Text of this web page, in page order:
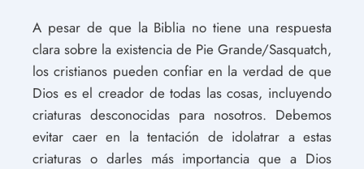
A pesar de que la Biblia no tiene una respuesta
clara sobre la existencia de Pie Grande/Sasquatch,
los cristianos pueden confiar en la verdad de que
Dios es el creador de todas las cosas, incluyendo
criaturas desconocidas para nosotros. Debemos
evitar caer en la tentación de idolatrar a estas
criaturas o darles más importancia que a Dios